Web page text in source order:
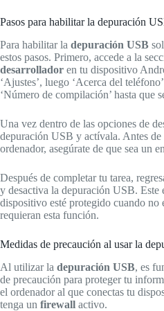
Pasos para habilitar la depuración
Para habilitar la depuración USB
estos pasos. Primero, accede a la
desarrollador en tu dispositivo
‘Ajustes’, luego ‘Acerca del
‘Número de compilación’ hasta que
Una vez dentro de las opciones de
depuración USB y actívala. Antes
ordenador, asegúrate de que sea un
Después de completar tu tarea,
y desactiva la depuración USB. Este
dispositivo esté protegido cuando no
requieran esta función.
Medidas de precaución al usar la
Al utilizar la depuración USB, es
de precaución para proteger tu
el ordenador al que conectas tu
tenga un firewall activo.